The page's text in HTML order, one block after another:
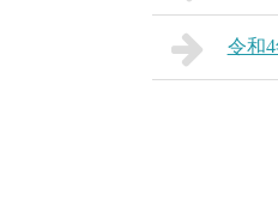
令和